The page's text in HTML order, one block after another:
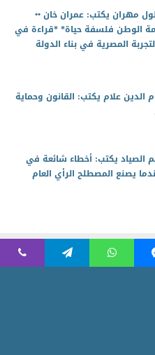
مهران يكتب: عمران خان ••
الوطن فلسفة حياة* *قراءة في
المصرية في بناء الدولة
الدين علام يكتب: القانون وحماية
الصياد يكتب: أخطاء شائعة في
يصنع المصطلح الرأي العام